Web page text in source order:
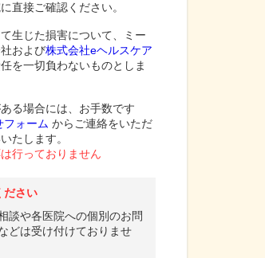
直接ご確認ください。
生じた損害について、ミー
および株式会社eヘルスケア
を一切負わないものとしま
る場合には、お手数です
フォーム からご連絡をいただ
たします。
行っておりません
ださい
談や各医院への個別のお問
どは受け付けておりませ